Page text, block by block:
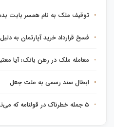
توقیف ملک به نام همسر بابت
فسخ قرارداد خرید آپارتمان به
معامله ملک در رهن بانک؛ آیا
ابطال سند رسمی به علت جعل